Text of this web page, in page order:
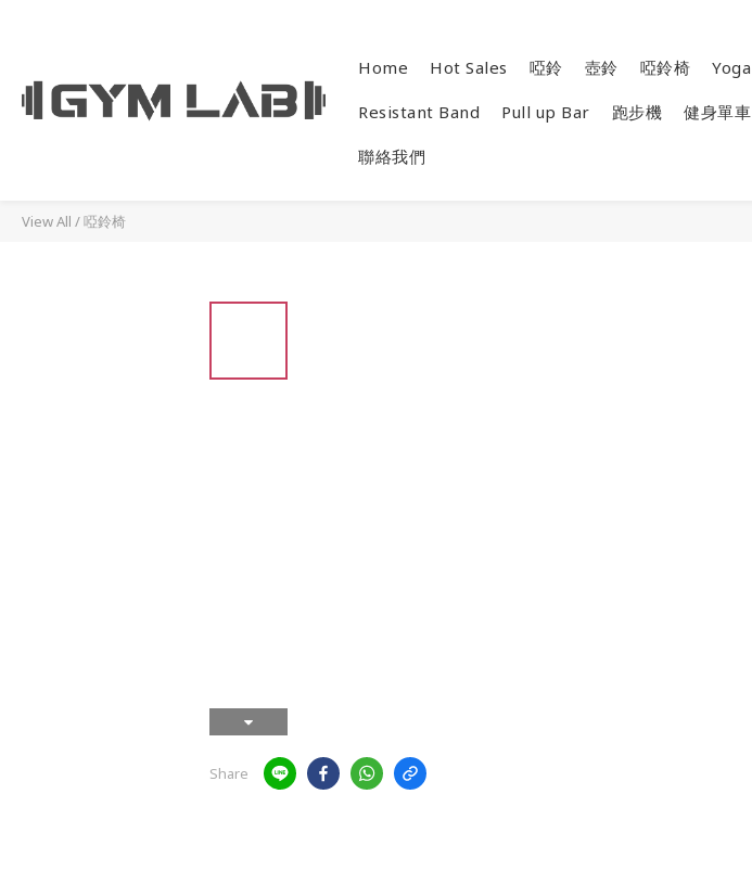
Home Hot Sales 啞鈴 壺鈴 啞鈴椅 Yoga
Resistant Band Pull up Bar 跑步機 健身單車
聯絡我們
View All /啞鈴椅
Share